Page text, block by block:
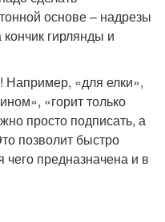
основе – надрезы
кончик гирлянды и
Например, «для елки»,
«горит только
просто подписать, а
позволит быстро
чего предназначена и в